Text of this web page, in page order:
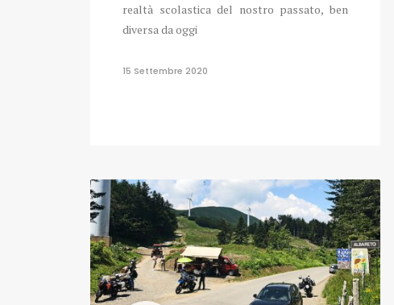
realtà scolastica del nostro passato, ben
diversa da oggi
15 Settembre 2020